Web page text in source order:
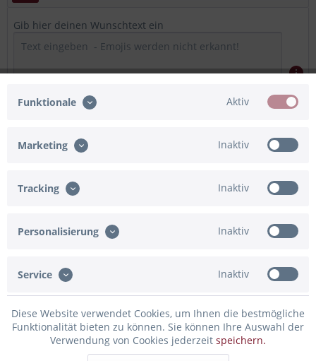
Gib hier deinen Wunschtext ein
Beschreibung
mehr
Bewertungen
0
Bewertungen lesen, schreiben und diskutieren...
Funktionale Aktiv
Marketing Inaktiv
Tracking Inaktiv
Personalisierung Inaktiv
Service Inaktiv
Diese Website verwendet Cookies, um Ihnen die bestmögliche
Funktionalität bieten zu können. Sie können Ihre Auswahl der
Verwendung von Cookies jederzeit speichern.